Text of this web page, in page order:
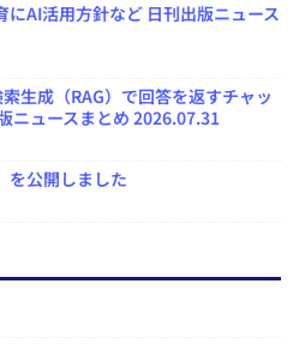
AI活用方針など 日刊出版ニュース
生成（RAG）で回答を返すチャッ
ニュースまとめ 2026.07.31
を公開しました